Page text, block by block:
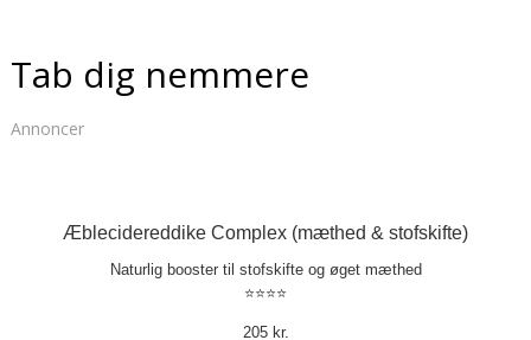
Tab dig nemmere
Annoncer
Æblecidereddike Complex (mæthed & stofskifte)
Naturlig booster til stofskifte og øget mæthed
⭐⭐⭐⭐
205 kr.